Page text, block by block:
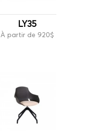
LY35
À partir de 920$